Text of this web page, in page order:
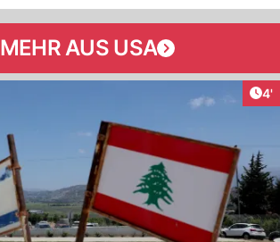
MEHR AUS USA
4'